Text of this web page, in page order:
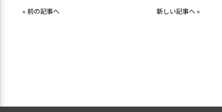
« 前の記事へ 新しい記事へ »